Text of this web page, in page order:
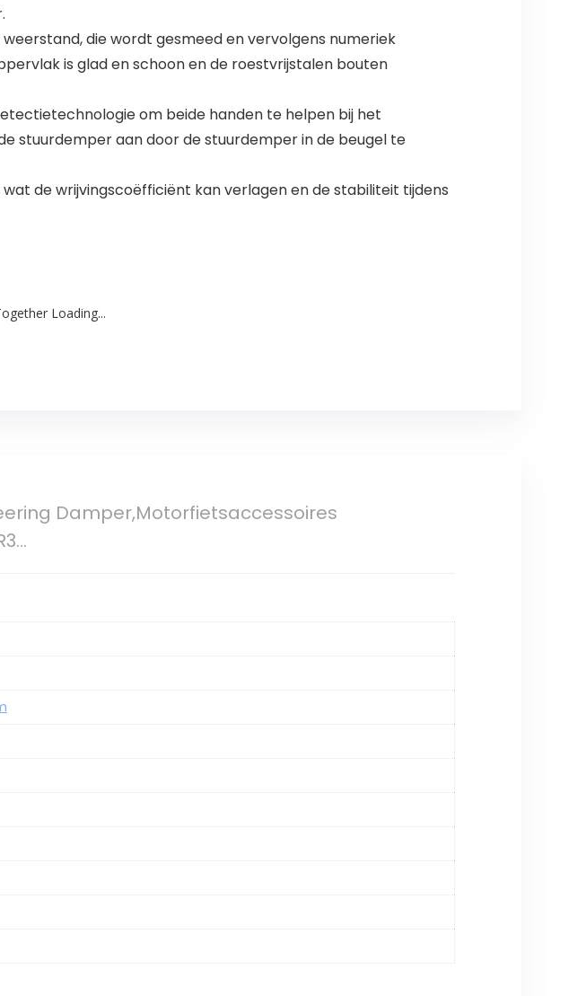
die wordt gesmeed en vervolgens numeriek
is glad en schoon en de roestvrijstalen bouten
om beide handen te helpen bij het
stuurdemper aan door de stuurdemper in de beugel te
de wrijvingscoëfficiënt kan verlagen en de stabiliteit tijdens
Loading...
Damper,Motorfietsaccessoires